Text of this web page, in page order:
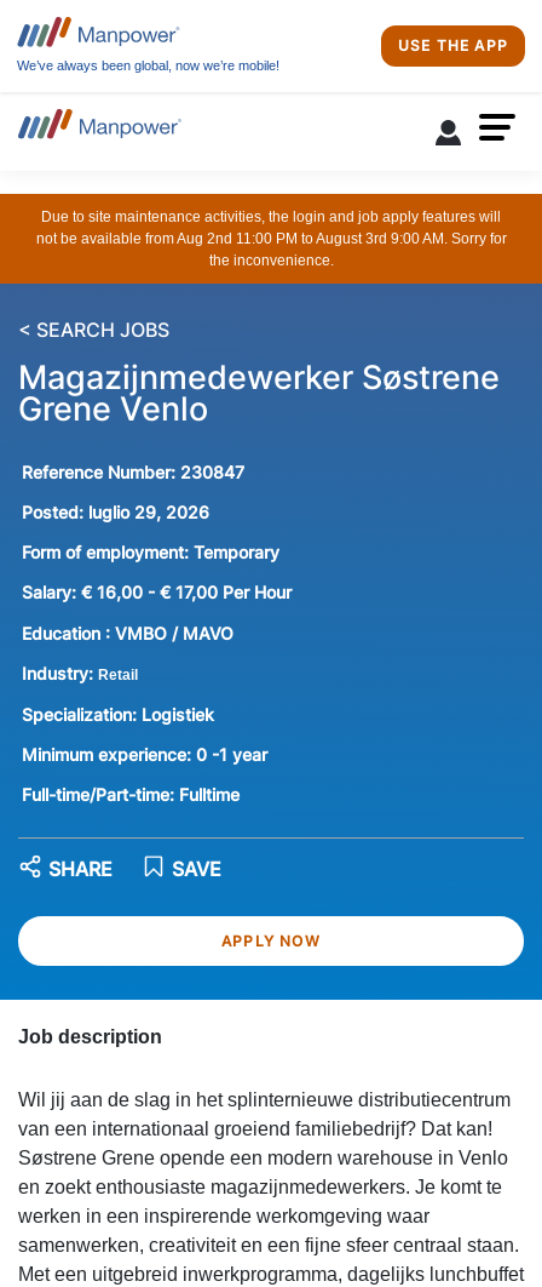
We’ve always been global, now we’re mobile!
USE THE APP
Due to site maintenance activities, the login and job apply features will
not be available from Aug 2nd 11:00 PM to August 3rd 9:00 AM. Sorry for
the inconvenience.
< SEARCH JOBS
Magazijnmedewerker Søstrene
Grene Venlo
Reference Number: 230847
Posted: luglio 29, 2026
Form of employment: Temporary
Salary: € 16,00 - € 17,00 Per Hour
Education : VMBO / MAVO
Industry: Retail
Specialization: Logistiek
Minimum experience: 0 -1 year
Full-time/Part-time: Fulltime
APPLY NOW
SAVE
SHARE
Job description
Wil jij aan de slag in het splinternieuwe distributiecentrum
van een internationaal groeiend familiebedrijf? Dat kan!
Søstrene Grene opende een modern warehouse in Venlo
en zoekt enthousiaste magazijnmedewerkers. Je komt te
werken in een inspirerende werkomgeving waar
samenwerken, creativiteit en een fijne sfeer centraal staan.
Met een uitgebreid inwerkprogramma, dagelijks lunchbuffet